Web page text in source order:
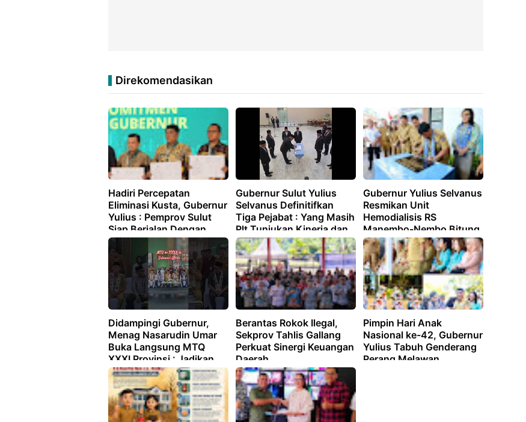
Direkomendasikan
Hadiri Percepatan
Eliminasi Kusta, Gubernur
Yulius : Pemprov Sulut
Siap Berjalan Dengan
Pemerintah Pusat
Gubernur Sulut Yulius
Selvanus Definitifkan
Tiga Pejabat : Yang Masih
Plt Tunjukan Kinerja dan
Loyalitas
Gubernur Yulius Selvanus
Resmikan Unit
Hemodialisis RS
Manembo-Nembo Bitung
Didampingi Gubernur,
Menag Nasarudin Umar
Buka Langsung MTQ
XXXI Provinsi : Jadikan
Ruang Menghadirkan
Harmoni
Berantas Rokok Ilegal,
Sekprov Tahlis Gallang
Perkuat Sinergi Keuangan
Daerah
Pimpin Hari Anak
Nasional ke-42, Gubernur
Yulius Tabuh Genderang
Perang Melawan